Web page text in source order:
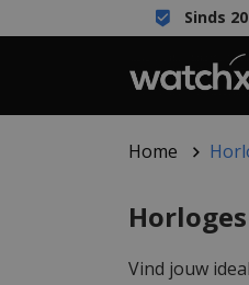
Sinds
Home
Vind jouw